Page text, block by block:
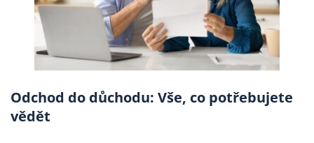
Odchod do důchodu: Vše, co potřebujete
vědět